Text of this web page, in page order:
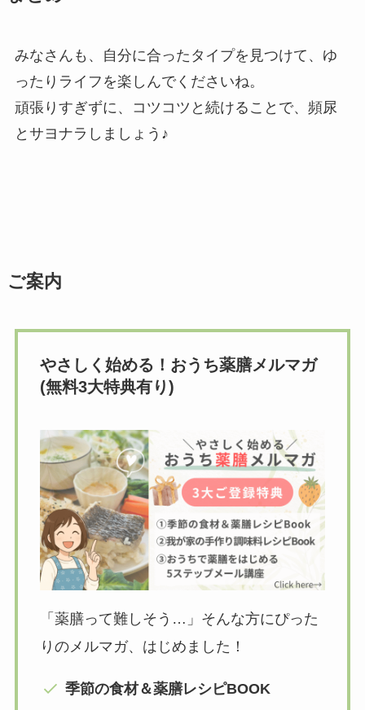
みなさんも、自分に合ったタイプを見つけて、ゆ
ったりライフを楽しんでくださいね。
頑張りすぎずに、コツコツと続けることで、頻尿
とサヨナラしましょう♪
ご案内
やさしく始める！おうち薬膳メルマガ
(無料3大特典有り)
「薬膳って難しそう…」そんな方にぴった
りのメルマガ、はじめました！
季節の食材＆薬膳レシピBOOK